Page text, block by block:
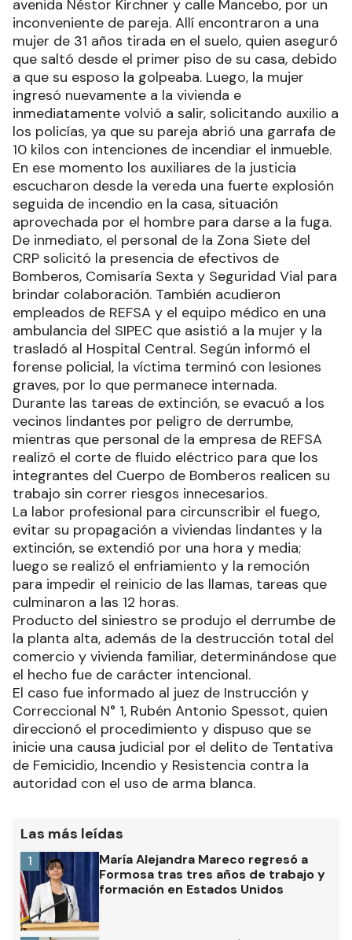
avenida Néstor Kirchner y calle Mancebo, por un
inconveniente de pareja. Allí encontraron a una
mujer de 31 años tirada en el suelo, quien aseguró
que saltó desde el primer piso de su casa, debido
a que su esposo la golpeaba. Luego, la mujer
ingresó nuevamente a la vivienda e
inmediatamente volvió a salir, solicitando auxilio a
los policías, ya que su pareja abrió una garrafa de
10 kilos con intenciones de incendiar el inmueble.
En ese momento los auxiliares de la justicia
escucharon desde la vereda una fuerte explosión
seguida de incendio en la casa, situación
aprovechada por el hombre para darse a la fuga.
De inmediato, el personal de la Zona Siete del
CRP solicitó la presencia de efectivos de
Bomberos, Comisaría Sexta y Seguridad Vial para
brindar colaboración. También acudieron
empleados de REFSA y el equipo médico en una
ambulancia del SIPEC que asistió a la mujer y la
trasladó al Hospital Central. Según informó el
forense policial, la víctima terminó con lesiones
graves, por lo que permanece internada.
Durante las tareas de extinción, se evacuó a los
vecinos lindantes por peligro de derrumbe,
mientras que personal de la empresa de REFSA
realizó el corte de fluido eléctrico para que los
integrantes del Cuerpo de Bomberos realicen su
trabajo sin correr riesgos innecesarios.
La labor profesional para circunscribir el fuego,
evitar su propagación a viviendas lindantes y la
extinción, se extendió por una hora y media;
luego se realizó el enfriamiento y la remoción
para impedir el reinicio de las llamas, tareas que
culminaron a las 12 horas.
Producto del siniestro se produjo el derrumbe de
la planta alta, además de la destrucción total del
comercio y vivienda familiar, determinándose que
el hecho fue de carácter intencional.
El caso fue informado al juez de Instrucción y
Correccional N° 1, Rubén Antonio Spessot, quien
direccionó el procedimiento y dispuso que se
inicie una causa judicial por el delito de Tentativa
de Femicidio, Incendio y Resistencia contra la
autoridad con el uso de arma blanca.
Las más leídas
María Alejandra Mareco regresó a
Formosa tras tres años de trabajo y
formación en Estados Unidos
1